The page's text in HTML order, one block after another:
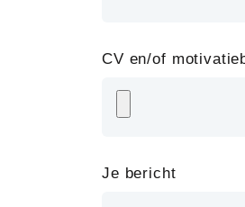
CV en/of
Je bericht